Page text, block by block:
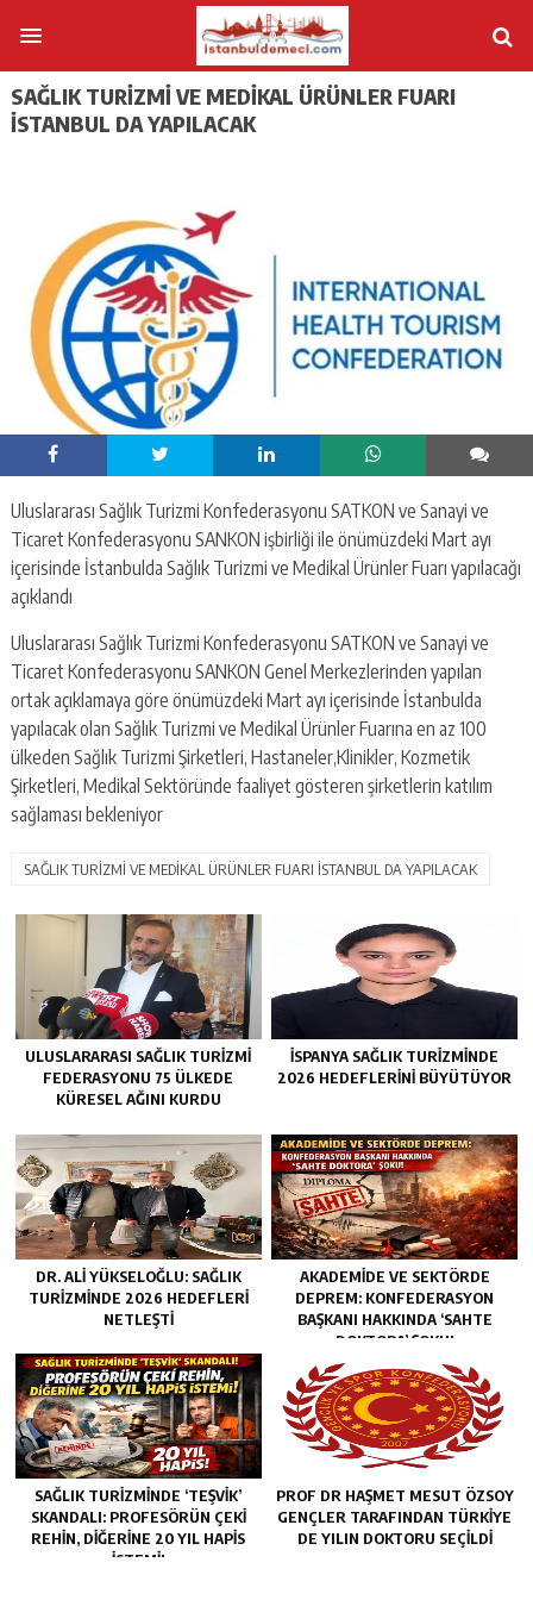
SAĞLIK TURİZMİ VE MEDİKAL ÜRÜNLER FUARI
İSTANBUL DA YAPILACAK
Uluslararası Sağlık Turizmi Konfederasyonu SATKON ve Sanayi ve
Ticaret Konfederasyonu SANKON işbirliği ile önümüzdeki Mart ayı
içerisinde İstanbulda Sağlık Turizmi ve Medikal Ürünler Fuarı yapılacağı
açıklandı
Uluslararası Sağlık Turizmi Konfederasyonu SATKON ve Sanayi ve
Ticaret Konfederasyonu SANKON Genel Merkezlerinden yapılan
ortak açıklamaya göre önümüzdeki Mart ayı içerisinde İstanbulda
yapılacak olan Sağlık Turizmi ve Medikal Ürünler Fuarına en az 100
ülkeden Sağlık Turizmi Şirketleri, Hastaneler,Klinikler, Kozmetik
Şirketleri, Medikal Sektöründe faaliyet gösteren şirketlerin katılım
sağlaması bekleniyor
SAĞLIK TURİZMİ VE MEDİKAL ÜRÜNLER FUARI İSTANBUL DA YAPILACAK
ULUSLARARASI SAĞLIK TURIZMI
FEDERASYONU 75 ÜLKEDE
KÜRESEL AĞINI KURDU
İSPANYA SAĞLIK TURIZMINDE
2026 HEDEFLERINI BÜYÜTÜYOR
DR. ALI YÜKSELOĞLU: SAĞLIK
TURIZMINDE 2026 HEDEFLERI
NETLEŞTI
AKADEMİDE VE SEKTÖRDE
DEPREM: KONFEDERASYON
BAŞKANI HAKKINDA ‘SAHTE
DOKTORA’ ŞOKU!
SAĞLIK TURİZMİNDE ‘TEŞVİK’
SKANDALI: PROFESÖRÜN ÇEKİ
REHİN, DİĞERİNE 20 YIL HAPİS
İSTEMİ!
PROF DR HAŞMET MESUT ÖZSOY
GENÇLER TARAFINDAN TÜRKİYE
DE YILIN DOKTORU SEÇİLDİ